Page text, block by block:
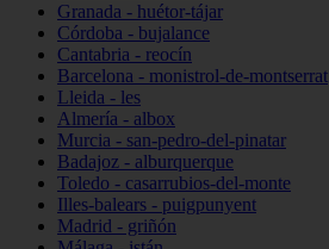
Granada - huétor-tájar
Córdoba - bujalance
Cantabria - reocín
Barcelona - monistrol-de-montserrat
Lleida - les
Almería - albox
Murcia - san-pedro-del-pinatar
Badajoz - alburquerque
Toledo - casarrubios-del-monte
Illes-balears - puigpunyent
Madrid - griñón